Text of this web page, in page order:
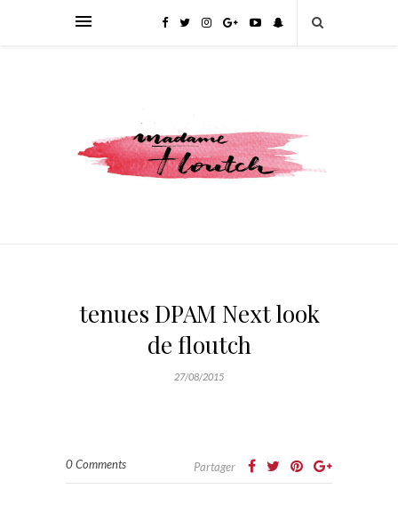
tenues DPAM Next look
de floutch
27/08/2015
0 Comments Partager